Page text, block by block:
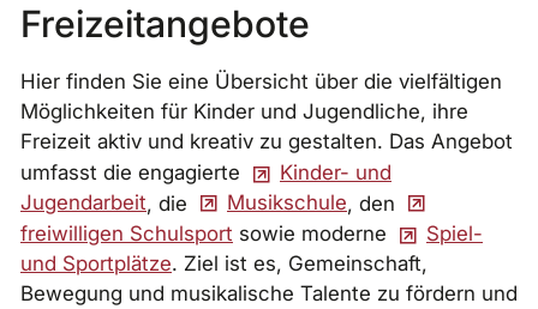
Freizeitangebote
Hier finden Sie eine Übersicht über die vielfältigen
Möglichkeiten für Kinder und Jugendliche, ihre
Freizeit aktiv und kreativ zu gestalten. Das Angebot
umfasst die engagierte
Kinder- und
Jugendarbeit, die Musikschule, den
freiwilligen Schulsport sowie moderne
Spiel-
und Sportplätze. Ziel ist es, Gemeinschaft,
Bewegung und musikalische Talente zu fördern und